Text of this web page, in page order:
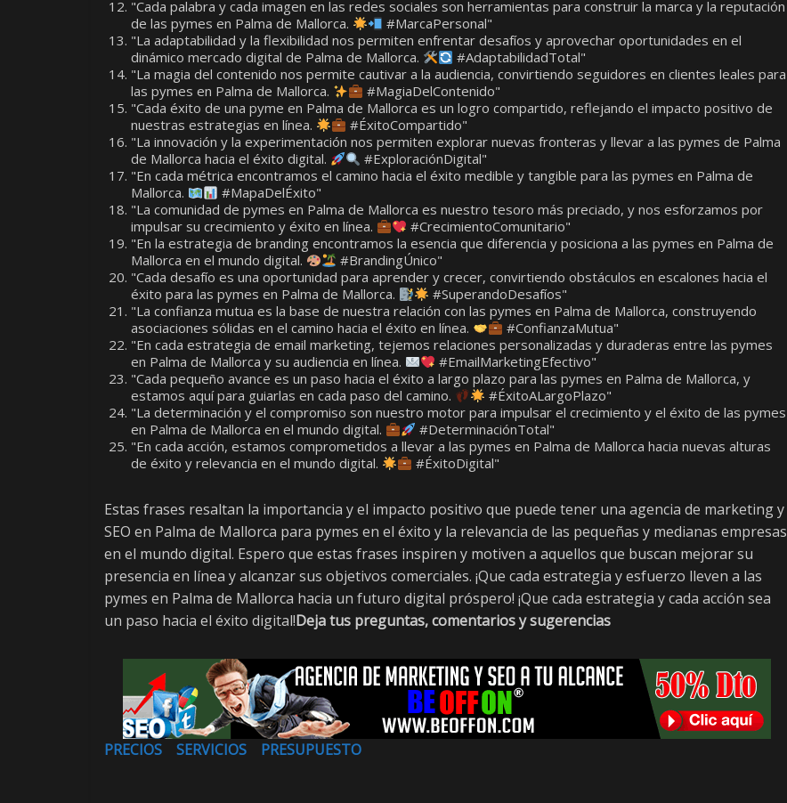
"Cada palabra y cada imagen en las redes sociales son herramientas para construir la marca y la reputación
de las pymes en Palma de Mallorca.
#MarcaPersonal"
"La adaptabilidad y la flexibilidad nos permiten enfrentar desafíos y aprovechar oportunidades en el
dinámico mercado digital de Palma de Mallorca.
#AdaptabilidadTotal"
"La magia del contenido nos permite cautivar a la audiencia, convirtiendo seguidores en clientes leales para
las pymes en Palma de Mallorca.
#MagiaDelContenido"
"Cada éxito de una pyme en Palma de Mallorca es un logro compartido, reflejando el impacto positivo de
nuestras estrategias en línea.
#ÉxitoCompartido"
"La innovación y la experimentación nos permiten explorar nuevas fronteras y llevar a las pymes de Palma
de Mallorca hacia el éxito digital.
#ExploraciónDigital"
"En cada métrica encontramos el camino hacia el éxito medible y tangible para las pymes en Palma de
Mallorca.
#MapaDelÉxito"
"La comunidad de pymes en Palma de Mallorca es nuestro tesoro más preciado, y nos esforzamos por
impulsar su crecimiento y éxito en línea.
#CrecimientoComunitario"
"En la estrategia de branding encontramos la esencia que diferencia y posiciona a las pymes en Palma de
Mallorca en el mundo digital.
#BrandingÚnico"
"Cada desafío es una oportunidad para aprender y crecer, convirtiendo obstáculos en escalones hacia el
éxito para las pymes en Palma de Mallorca.
#SuperandoDesafíos"
"La confianza mutua es la base de nuestra relación con las pymes en Palma de Mallorca, construyendo
asociaciones sólidas en el camino hacia el éxito en línea.
#ConfianzaMutua"
"En cada estrategia de email marketing, tejemos relaciones personalizadas y duraderas entre las pymes
en Palma de Mallorca y su audiencia en línea.
#EmailMarketingEfectivo"
"Cada pequeño avance es un paso hacia el éxito a largo plazo para las pymes en Palma de Mallorca, y
estamos aquí para guiarlas en cada paso del camino.
#ÉxitoALargoPlazo"
"La determinación y el compromiso son nuestro motor para impulsar el crecimiento y el éxito de las pymes
en Palma de Mallorca en el mundo digital.
#DeterminaciónTotal"
"En cada acción, estamos comprometidos a llevar a las pymes en Palma de Mallorca hacia nuevas alturas
de éxito y relevancia en el mundo digital.
#ÉxitoDigital"
Estas frases resaltan la importancia y el impacto positivo que puede tener una agencia de marketing y
SEO en Palma de Mallorca para pymes en el éxito y la relevancia de las pequeñas y medianas empresas
en el mundo digital. Espero que estas frases inspiren y motiven a aquellos que buscan mejorar su
presencia en línea y alcanzar sus objetivos comerciales. ¡Que cada estrategia y esfuerzo lleven a las
pymes en Palma de Mallorca hacia un futuro digital próspero! ¡Que cada estrategia y cada acción sea
un paso hacia el éxito digital!Deja tus preguntas, comentarios y sugerencias
PRECIOS SERVICIOS PRESUPUESTO